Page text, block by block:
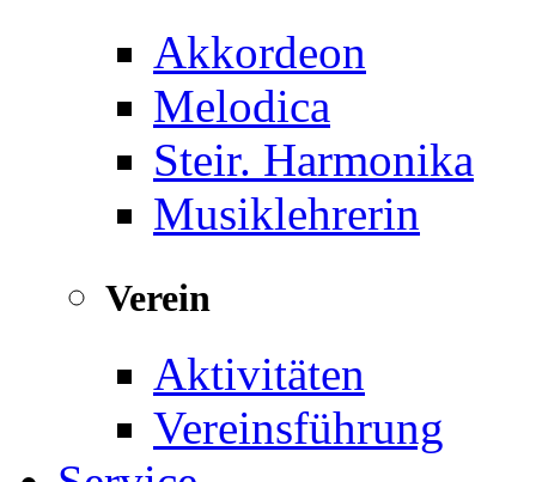
Akkordeon
Melodica
Steir. Harmonika
Musiklehrerin
Verein
Aktivitäten
Vereinsführung